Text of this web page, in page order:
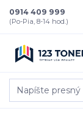
0914 409 999
(Po-Pia, 8-14 hod.)